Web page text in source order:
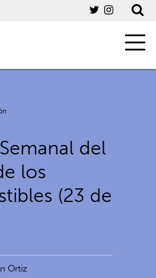
del
los
(23 de
Ortiz